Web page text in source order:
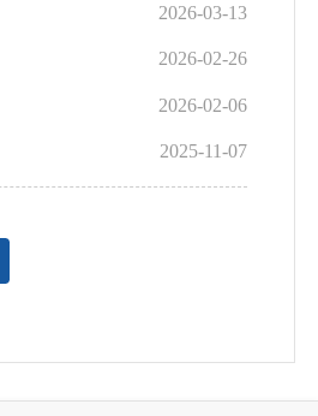
2026-03-13
2026-02-26
2026-02-06
2025-11-07